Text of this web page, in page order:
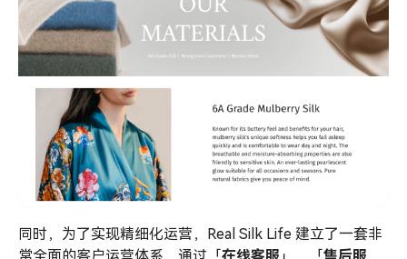
同时，为了实现精细化运营，Real Silk Life 建立了一套非